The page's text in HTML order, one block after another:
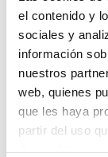
el contenido y
sociales y
información
nuestros
web, quienes
que les haya
partir del uso
¿Has olvidado tu